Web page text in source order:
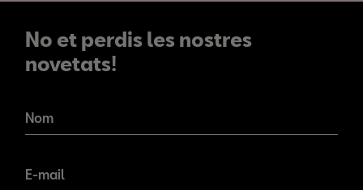
No et perdis les nostres
novetats!
novetats!
Nom
E-mail